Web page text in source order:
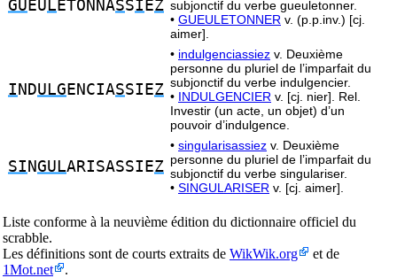
GU EU L ETONNASSI EZ subjonctif du verbe gueuletonner.
• GUEULETONNER v. (p.p.inv.) [cj.
aimer].
I NDULG ENCIASSIEZ
• indulgenciassiez v. Deuxième
personne du pluriel de l’imparfait du
subjonctif du verbe indulgencier.
• INDULGENCIER v. [cj. nier]. Rel.
Investir (un acte, un objet) d’un
pouvoir d’indulgence.
SI NGULARISASSIEZ
• singularisassiez v. Deuxième
personne du pluriel de l’imparfait du
subjonctif du verbe singulariser.
• SINGULARISER v. [cj. aimer].
Liste conforme à la neuvième édition du dictionnaire officiel du
scrabble.
Les définitions sont de courts extraits de WikWik.org
et de
1Mot.net
.